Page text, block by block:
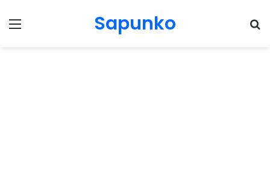
Menu Sapunko